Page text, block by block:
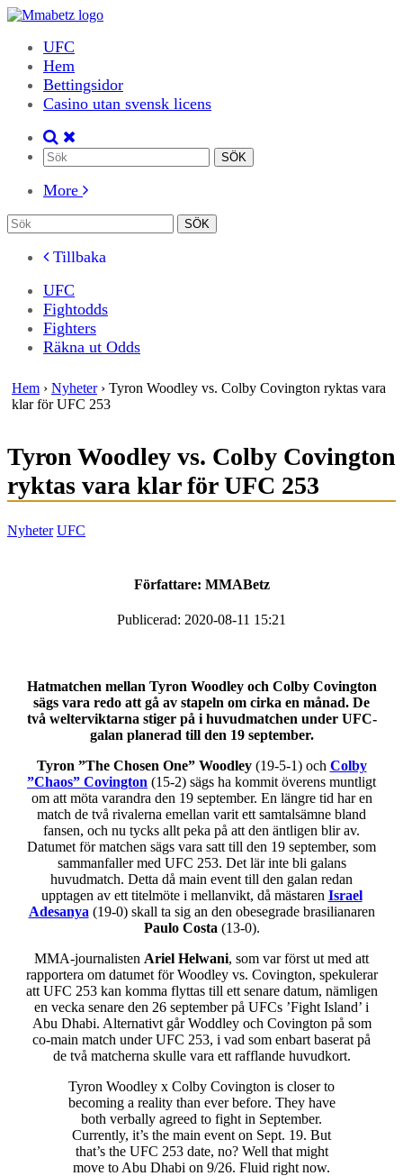
UFC
Hem
Bettingsidor
Casino utan svensk licens
More
Tillbaka
UFC
Fightodds
Fighters
Räkna ut Odds
Hem › Nyheter› Tyron Woodley vs. Colby Covington ryktas vara
klar för UFC 253
Tyron Woodley vs. Colby Covington
ryktas vara klar för UFC 253
Nyheter UFC
Författare: MMABetz
Publicerad: 2020-08-11 15:21
Hatmatchen mellan Tyron Woodley och Colby Covington
sägs vara redo att gå av stapeln om cirka en månad. De
två welterviktarna stiger på i huvudmatchen under UFC-
galan planerad till den 19 september.
Tyron ”The Chosen One” Woodley(19-5-1) och Colby
”Chaos” Covington (15-2) sägs ha kommit överens muntligt
om att möta varandra den 19 september. En längre tid har en
match de två rivalerna emellan varit ett samtalsämne bland
fansen, och nu tycks allt peka på att den äntligen blir av.
Datumet för matchen sägs vara satt till den 19 september, som
sammanfaller med UFC 253. Det lär inte bli galans
huvudmatch. Detta då main event till den galan redan
upptagen av ett titelmöte i mellanvikt, då mästaren Israel
Adesanya (19-0) skall ta sig an den obesegrade brasilianaren
Paulo Costa (13-0).
MMA-journalisten Ariel Helwani, som var först ut med att
rapportera om datumet för Woodley vs. Covington, spekulerar
att UFC 253 kan komma flyttas till ett senare datum, nämligen
en vecka senare den 26 september på UFCs ’Fight Island’ i
Abu Dhabi. Alternativt går Woddley och Covington på som
co-main match under UFC 253, i vad som enbart baserat på
de två matcherna skulle vara ett rafflande huvudkort.
Tyron Woodley x Colby Covington is closer to
becoming a reality than ever before. They have
both verbally agreed to fight in September.
Currently, it’s the main event on Sept. 19. But
that’s the UFC 253 date, no? Well that might
move to Abu Dhabi on 9/26. Fluid right now.